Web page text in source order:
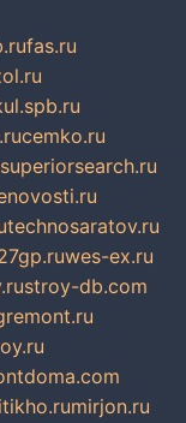
fas.ru
cemko.ru
superiorsearch.ru
technosaratov.ru
wes-ex.ru
stroy-db.com
mirjon.ru